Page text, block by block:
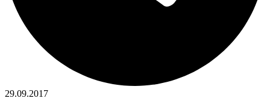
29.09.2017